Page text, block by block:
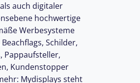
auch digitaler
hochwertige
Werbesysteme
Schilder,
Pappaufsteller,
Kundenstopper
Mydisplays steht